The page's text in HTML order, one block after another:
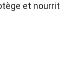
et nourrit